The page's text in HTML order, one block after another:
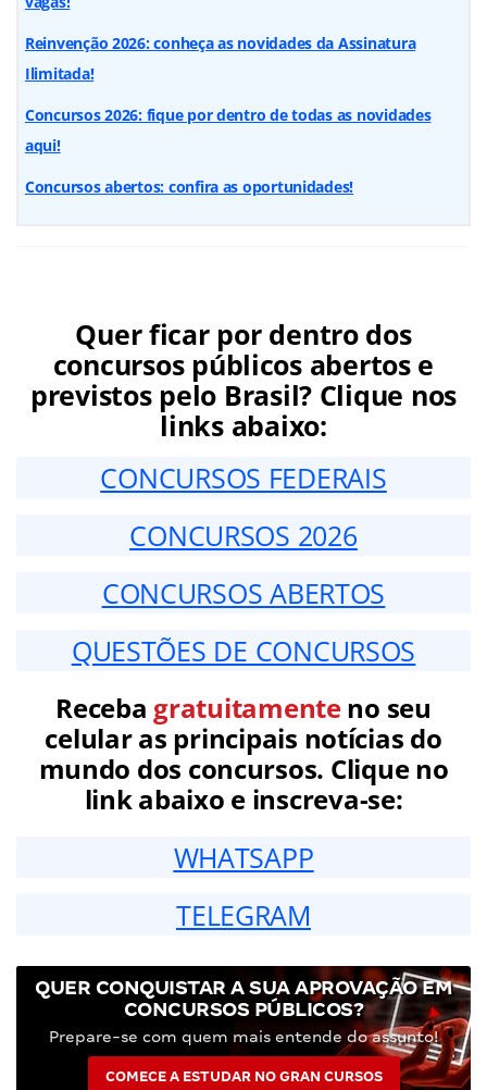
Reinvenção 2026: conheça as novidades da Assinatura
Ilimitada!
Concursos 2026: fique por dentro de todas as novidades
aqui!
Concursos abertos: confira as oportunidades!
Quer ficar por dentro dos
concursos públicos abertos e
previstos pelo Brasil? Clique nos
links abaixo:
CONCURSOS FEDERAIS
CONCURSOS 2026
CONCURSOS ABERTOS
QUESTÕES DE CONCURSOS
Receba gratuitamenteno seu
celular as principais notícias do
mundo dos concursos. Clique no
link abaixo e inscreva-se:
WHATSAPP
TELEGRAM
QUER CONQUISTAR A SUA APROVAÇÃO EM
CONCURSOS PÚBLICOS?
Prepare-se com quem mais entende do assunto!
COMECE A ESTUDAR NO GRAN CURSOS